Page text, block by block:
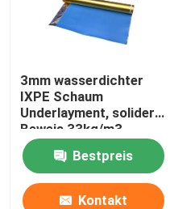
3mm wasserdichter
IXPE Schaum
Underlayment, solider
Beweis 33kg/m3
zugrunde gelegen mit
goldenem Film
Bestpreis
Kontakt